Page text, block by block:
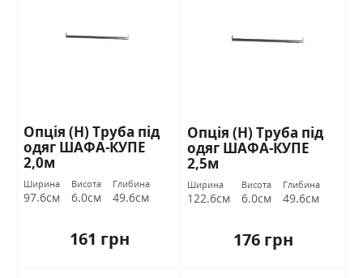
Опція (Н) Труба під
одяг ШАФА-КУПЕ
2,0м
Ширина
97.6см
Висота
6.0см
Глибина
49.6см
161 грн
Опція (Н) Труба під
одяг ШАФА-КУПЕ
2,5м
Ширина
122.6см
Висота
6.0см
Глибина
49.6см
176 грн